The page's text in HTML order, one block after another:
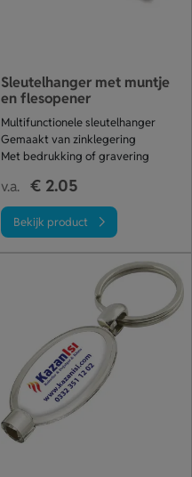
Sleutelhanger met muntje
en flesopener
Multifunctionele sleutelhanger
Gemaakt van zinklegering
Met bedrukking of gravering
v.a. € 2.05
Bekijk product